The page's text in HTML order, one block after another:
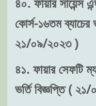
কোর্স-১৬তম ব্যাচের
২১/০৯/২০২৩ )
৪১. ফায়ার সেফটি
ভর্তি বিজ্ঞপ্তি (